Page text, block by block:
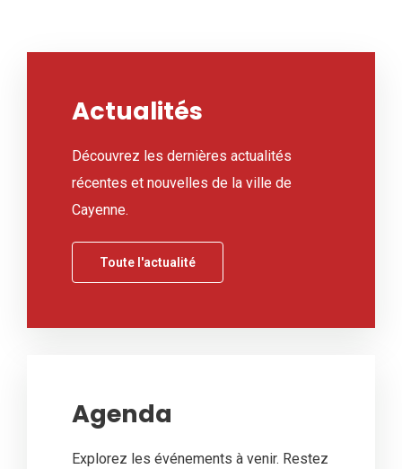
Actualités
Découvrez les dernières actualités
récentes et nouvelles de la ville de
Cayenne.
Toute l'actualité
Agenda
Explorez les événements à venir. Restez